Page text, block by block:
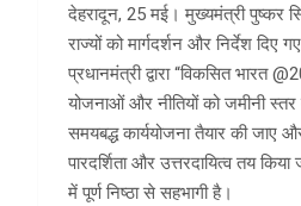
देहरादून, 25 मई। मुख्यमंत्री पुष्कर
राज्यों को मार्गदर्शन और निर्देश
प्रधानमंत्री द्वारा “विकसित
योजनाओं और नीतियों को जमीनी
समयबद्ध कार्ययोजना तैयार की जाए
पारदर्शिता और उत्तरदायित्व तय
में पूर्ण निष्ठा से सहभागी है।